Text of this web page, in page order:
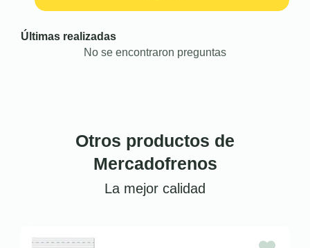
Últimas realizadas
No se encontraron preguntas
Otros productos de
Mercadofrenos
La mejor calidad